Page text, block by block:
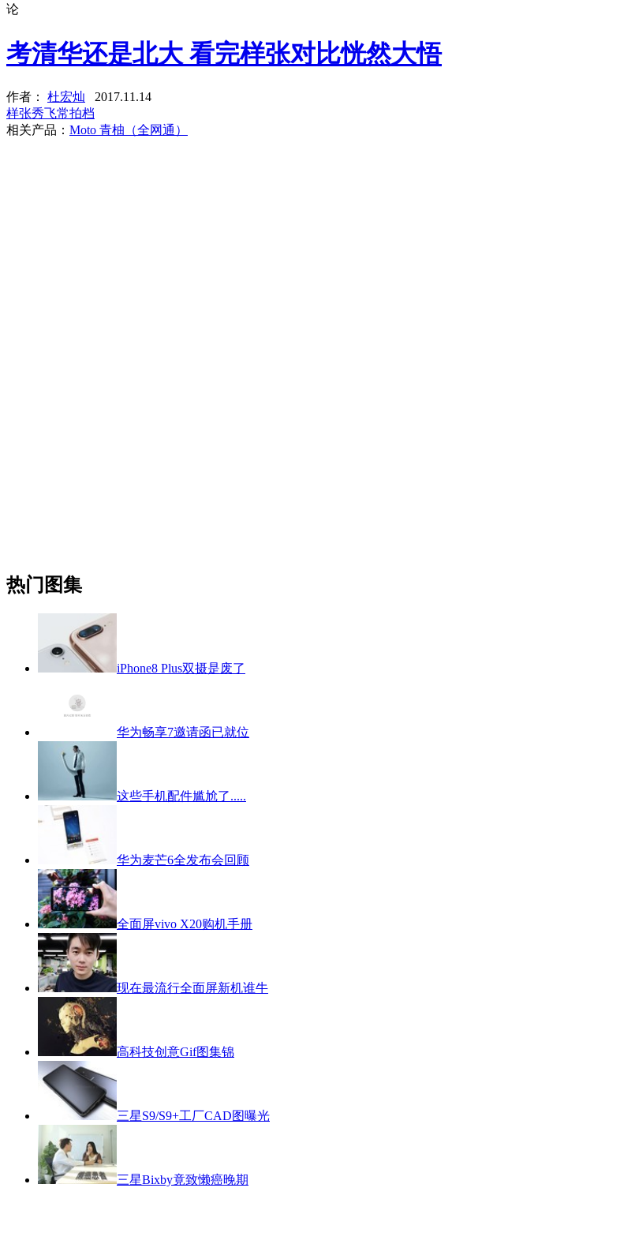
论
考清华还是北大 看完样张对比恍然大悟
作者： 杜宏灿
2017.11.14
样张秀飞常拍档
相关产品： Moto 青柚（全网通）
热门图集
iPhone8 Plus双摄是废了
华为畅享7邀请函已就位
这些手机配件尴尬了.....
华为麦芒6全发布会回顾
全面屏vivo X20购机手册
现在最流行全面屏新机谁牛
高科技创意Gif图集锦
三星S9/S9+工厂CAD图曝光
三星Bixby竟致懒癌晚期